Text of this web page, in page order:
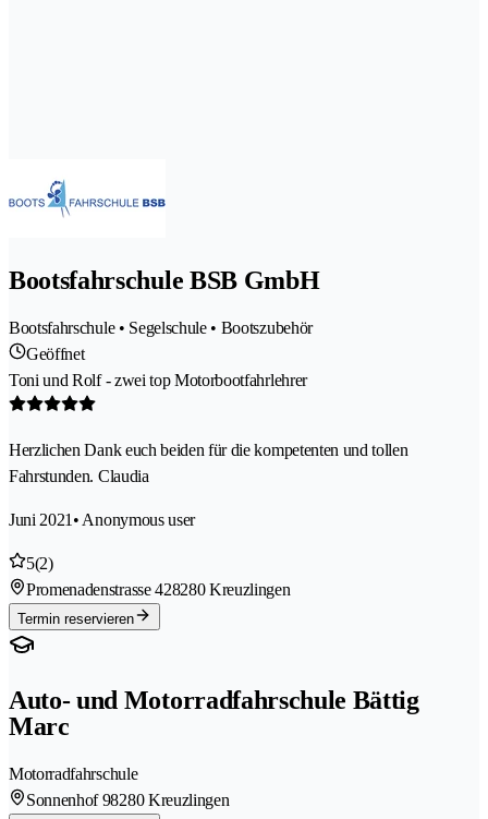
Bootsfahrschule BSB GmbH
Bootsfahrschule • Segelschule • Bootszubehör
Geöffnet
Toni und Rolf - zwei top Motorbootfahrlehrer
Herzlichen Dank euch beiden für die kompetenten und tollen
Fahrstunden. Claudia
Juni 2021 • Anonymous user
5(2)
Promenadenstrasse 428280 Kreuzlingen
Termin reservieren
Auto- und Motorradfahrschule Bättig
Marc
Motorradfahrschule
Sonnenhof 98280 Kreuzlingen